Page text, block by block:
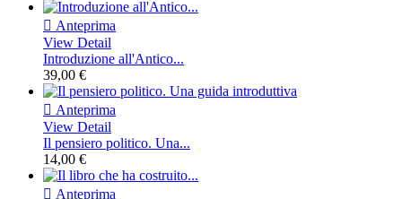
 Anteprima
View Detail
Introduzione all'Antico...
39,00 €
 Anteprima
View Detail
Il pensiero politico. Una...
14,00 €
 Anteprima